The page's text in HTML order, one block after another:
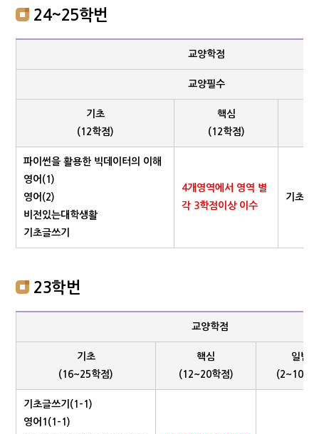
24~25학번
교양학점
교양필수
기초
(12학점)
핵심
(12학점)
파이썬을 활용한 빅데이터의 이해
영어(1)
영어(2)
비전있는대학생활
기초글쓰기
4개영역에서 영역 별
각 3학점이상 이수
기초,
23학번
교양학점
기초
(16~25학점)
핵심
(12~20학점)
일반
(2~10학
기초글쓰기(1-1)
영어1(1-1)